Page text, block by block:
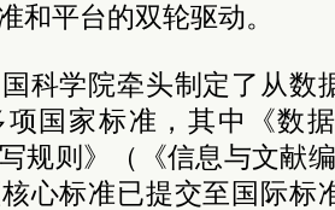
和平台的双轮驱动。
科学院牵头制定了从数
国家标准，其中《数
写规则》（《信息与文献
心标准已提交至国际标